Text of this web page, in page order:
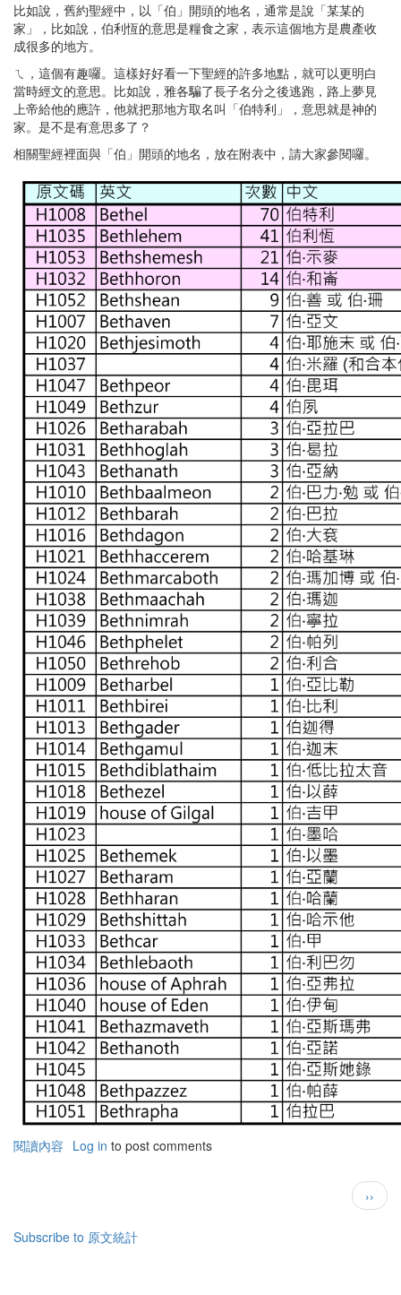
比如說，舊約聖經中，以「伯」開頭的地名，通常是說「某某的
家」，比如說，伯利恆的意思是糧食之家，表示這個地方是農產收
成很多的地方。
ㄟ，這個有趣囉。這樣好好看一下聖經的許多地點，就可以更明白
當時經文的意思。比如說，雅各騙了長子名分之後逃跑，路上夢見
上帝給他的應許，他就把那地方取名叫「伯特利」，意思就是神的
家。是不是有意思多了？
相關聖經裡面與「伯」開頭的地名，放在附表中，請大家參閱囉。
閱讀內容 有
的
Log in to post comments
下
一
››
Subscribe to 原文統計